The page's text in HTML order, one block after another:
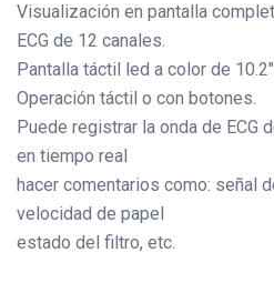
Visualización en pantalla
ECG de 12 canales.
Pantalla táctil led a color de 10.2″
Operación táctil o con botones.
Puede registrar la onda de ECG
en tiempo real
hacer comentarios como: señal
velocidad de papel
estado del filtro, etc.